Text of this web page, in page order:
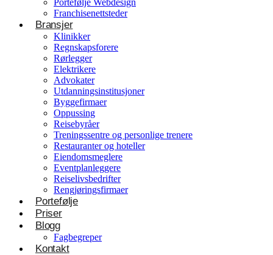
Portefølje Webdesign
Franchisenettsteder
Bransjer
Klinikker
Regnskapsforere
Rørlegger
Elektrikere
Advokater
Utdanningsinstitusjoner
Byggefirmaer
Oppussing
Reisebyråer
Treningssentre og personlige trenere
Restauranter og hoteller
Eiendomsmeglere
Eventplanleggere
Reiselivsbedrifter
Rengjøringsfirmaer
Portefølje
Priser
Blogg
Fagbegreper
Kontakt
BigCommerce
Ønsker du å bygge din tilstedeværelse på nett i
Norge?
Få et tilbud